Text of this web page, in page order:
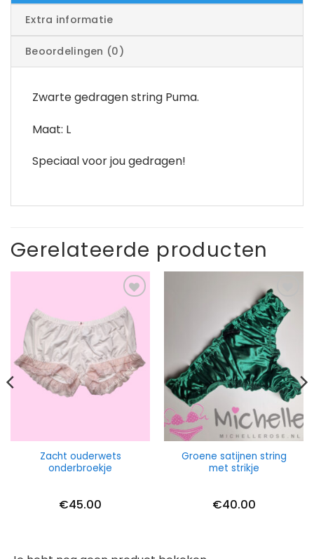
Extra informatie
Beoordelingen (0)
Zwarte gedragen string Puma.
Maat: L
Speciaal voor jou gedragen!
Gerelateerde producten
Zacht ouderwets
onderbroekje
€45.00
Groene satijnen string
met strikje
€40.00